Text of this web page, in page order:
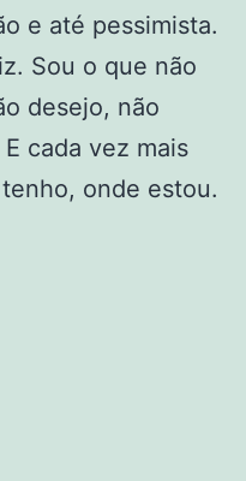
e até pessimista.
Sou o que não
desejo, não
cada vez mais
onde estou.